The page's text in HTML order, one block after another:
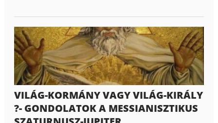
VILÁG-KORMÁNY VAGY VILÁG-KIRÁLY
?- GONDOLATOK A MESSIANISZTIKUS